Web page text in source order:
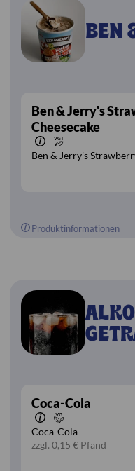
BEN
Ben & Jerry's
Cheesecake
Ben & Jerry's
Produktinformationen
Coca-Cola
Coca-Cola
zzgl. 0,15 € Pfand